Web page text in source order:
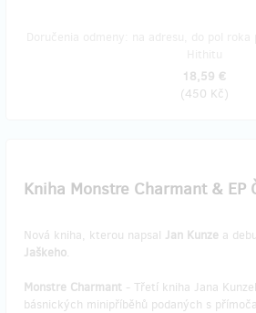
18,59 €
(450 Kč)
Kniha Monstre Charmant & EP
Nová kniha, kterou napsal Jan Kunze a
Jaškeho.
Monstre Charmant - Třetí kniha Jana
básnických minipříběhů podaných s